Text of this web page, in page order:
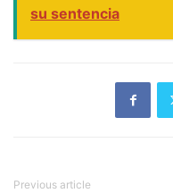
su sentencia
Previous article